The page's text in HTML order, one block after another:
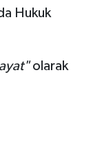
Hukuk
olarak